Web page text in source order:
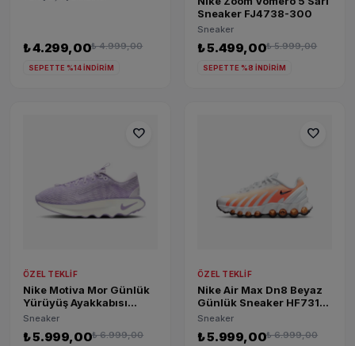
₺ 4.299,00₺ 4.999,00
SEPETTE %14 İNDİRİM
Sneaker FJ4738-300
Sneaker
₺ 5.499,00₺ 5.999,00
SEPETTE %8 İNDİRİM
favorite
ÖZEL TEKLIF
Nike Motiva Mor Günlük
Yürüyüş Ayakkabısı
DV1238-502
Sneaker
₺ 5.999,00₺ 6.999,00
favorite
ÖZEL TEKLIF
Nike Air Max Dn8 Beyaz
Günlük Sneaker HF7310-
100
Sneaker
₺ 5.999,00₺ 6.999,00